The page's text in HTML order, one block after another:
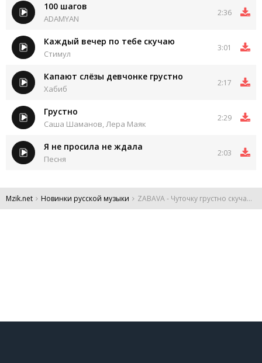
100 шагов
ADAMYAN
2:36
Каждый вечер по тебе скучаю
Стимул
3:01
Капают слёзы девчонке грустно
Хабиб
2:17
Грустно
Саша Шаманов, Лера Маяк
2:29
Я не просила не ждала
Песня
2:03
Mzik.net Новинки русской музыки ZABAVA - Чуточку грустно скучаю и жду твоих шагов